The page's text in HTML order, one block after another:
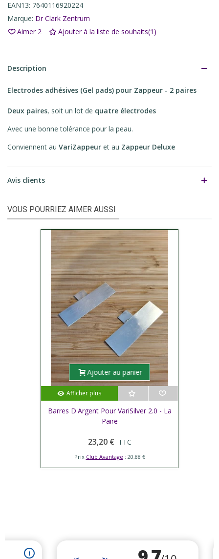
EAN13: 7640116920224
Marque: Dr Clark Zentrum
Aimer 2 Ajouter à la liste de souhaits(1 )
Description
Electrodes adhésives (Gel pads) pour Zappeur - 2 paires
Deux paires, soit un lot de quatre électrodes
Avec une bonne tolérance pour la peau.
Conviennent au VariZappeur et au Zappeur Deluxe
Avis clients
VOUS POURRIEZ AIMER AUSSI
Ajouter au panier
Afficher plus
Barres D'Argent Pour VariSilver 2.0 - La
Paire
23,20 € TTC
Prix Club Avantage : 20,88 €